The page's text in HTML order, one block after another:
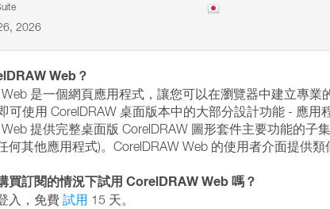
2026
Web？
Web 是一個網頁應用程式，讓您可以在瀏覽器中建立專
可使用 CorelDRAW 桌面版本中的大部分設計功能 - 應用
提供完整桌面版 CorelDRAW 圖形套件主要功能的子
何其他應用程式)。CorelDRAW Web 的使用者介面提供
買訂閱的情況下試用 CorelDRAW Web 嗎？
入，免費 試用 15 天。